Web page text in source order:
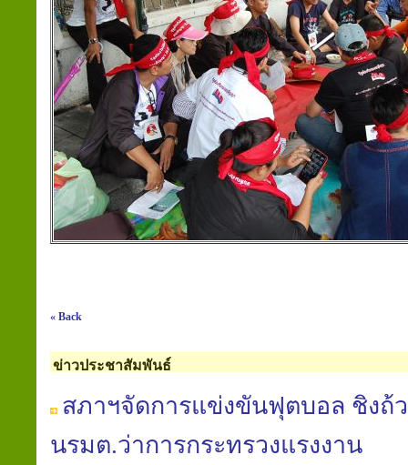
« Back
ข่าวประชาสัมพันธ์
สภาฯจัดการแข่งขันฟุตบอล ชิงถ้
นรมต.ว่าการกระทรวงแรงงาน